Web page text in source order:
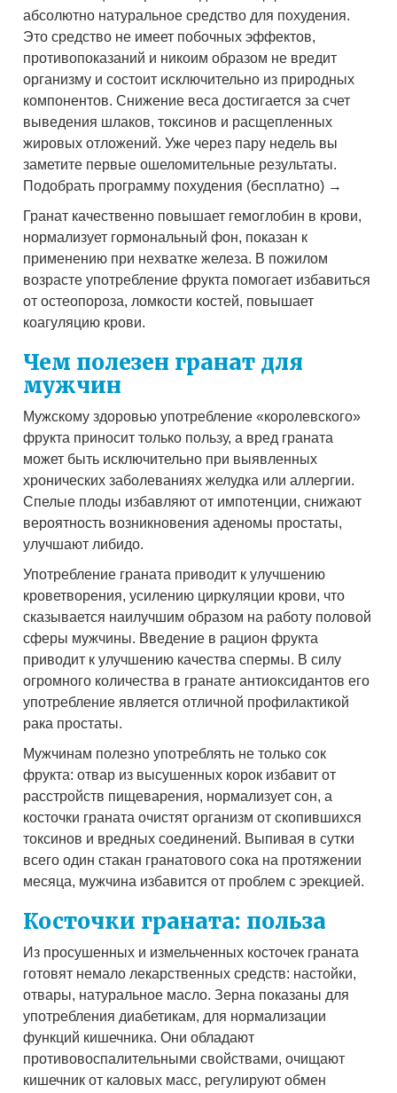
абсолютно натуральное средство для похудения.
Это средство не имеет побочных эффектов,
противопоказаний и никоим образом не вредит
организму и состоит исключительно из природных
компонентов. Снижение веса достигается за счет
выведения шлаков, токсинов и расщепленных
жировых отложений. Уже через пару недель вы
заметите первые ошеломительные результаты.
Подобрать программу похудения (бесплатно) →
Гранат качественно повышает гемоглобин в крови,
нормализует гормональный фон, показан к
применению при нехватке железа. В пожилом
возрасте употребление фрукта помогает избавиться
от остеопороза, ломкости костей, повышает
коагуляцию крови.
Чем полезен гранат для
мужчин
Мужскому здоровью употребление «королевского»
фрукта приносит только пользу, а вред граната
может быть исключительно при выявленных
хронических заболеваниях желудка или аллергии.
Спелые плоды избавляют от импотенции, снижают
вероятность возникновения аденомы простаты,
улучшают либидо.
Употребление граната приводит к улучшению
кроветворения, усилению циркуляции крови, что
сказывается наилучшим образом на работу половой
сферы мужчины. Введение в рацион фрукта
приводит к улучшению качества спермы. В силу
огромного количества в гранате антиоксидантов его
употребление является отличной профилактикой
рака простаты.
Мужчинам полезно употреблять не только сок
фрукта: отвар из высушенных корок избавит от
расстройств пищеварения, нормализует сон, а
косточки граната очистят организм от скопившихся
токсинов и вредных соединений. Выпивая в сутки
всего один стакан гранатового сока на протяжении
месяца, мужчина избавится от проблем с эрекцией.
Косточки граната: польза
Из просушенных и измельченных косточек граната
готовят немало лекарственных средств: настойки,
отвары, натуральное масло. Зерна показаны для
употребления диабетикам, для нормализации
функций кишечника. Они обладают
противовоспалительными свойствами, очищают
кишечник от каловых масс, регулируют обмен